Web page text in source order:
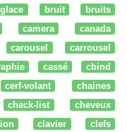
bruit
bruits
camera
canada
carousel
carrousel
cassé
cbind
cerf-volant
chaines
check-list
cheveux
clavier
clefs